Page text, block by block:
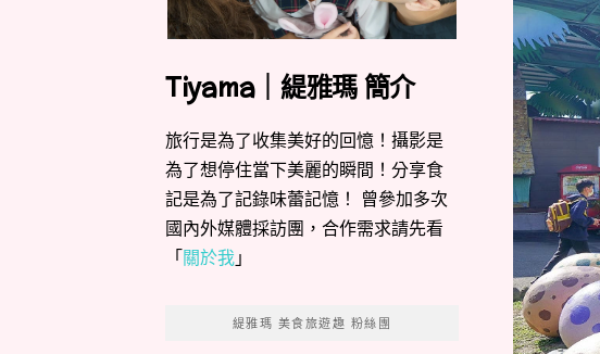
Tiyama｜緹雅瑪 簡介
旅行是為了收集美好的回憶！攝影是
為了想停住當下美麗的瞬間！分享食
記是為了記錄味蕾記憶！ 曾參加多次
國內外媒體採訪團，合作需求請先看
「關於我」
緹雅瑪 美食旅遊趣 粉絲團